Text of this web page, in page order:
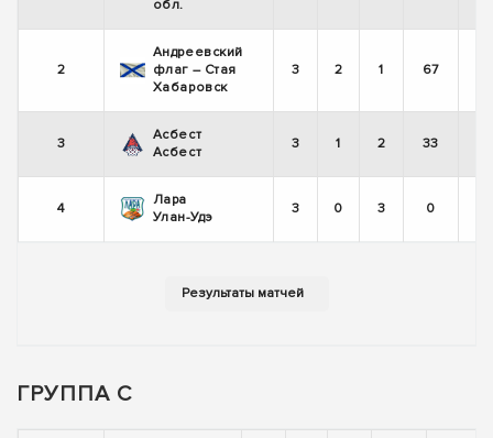
обл.
2
Андреевский
флаг – Стая
Хабаровск
3 2 1 67
3
Асбест
Асбест
3 1 2 33
4
Лара
Улан-Удэ
3 0 3 0
ГРУППА С